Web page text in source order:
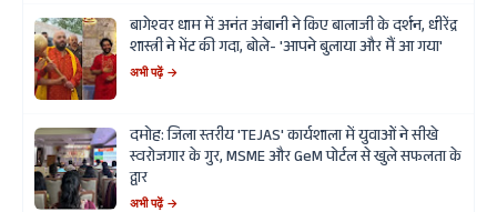
बागेश्वर धाम में अनंत अंबानी ने किए बालाजी के दर्शन, धीरेंद्र
शास्त्री ने भेंट की गदा, बोले- 'आपने बुलाया और मैं आ गया'
अभी पढ़ें →
दमोह: जिला स्तरीय 'TEJAS' कार्यशाला में युवाओं ने सीखे
स्वरोजगार के गुर, MSME और GeM पोर्टल से खुले सफलता के
द्वार
अभी पढ़ें →